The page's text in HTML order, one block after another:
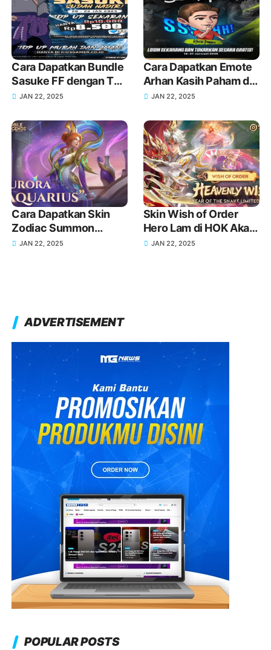
Cara Dapatkan Bundle
Sasuke FF dengan Top
Up di KIOSGAMER
JAN 22, 2025
Cara Dapatkan Emote
Arhan Kasih Paham di
MLBB Terbaru
JAN 22, 2025
Cara Dapatkan Skin
Zodiac Summon
Aquarius Aurora MLBB
JAN 22, 2025
Skin Wish of Order
Hero Lam di HOK Akan
Rilis Tanggal dan
JAN 22, 2025
ADVERTISEMENT
POPULAR POSTS